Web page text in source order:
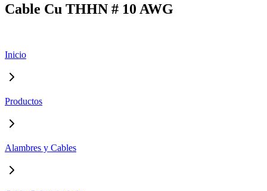
Cable Cu THHN # 10 AWG
Inicio
Productos
Alambres y Cables